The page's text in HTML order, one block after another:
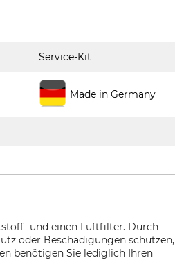
Service-Kit
Made in Germany
und einen Luftfilter. Durch
oder Beschädigungen schützen,
benötigen Sie lediglich Ihren